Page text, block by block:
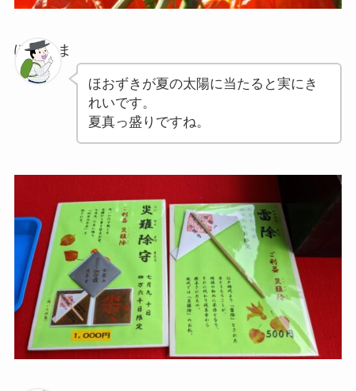
ぽちゃま
ほおずきが夏の太陽に当たると実にき
れいです。
夏真っ盛りですね。